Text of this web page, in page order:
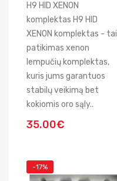
H9 HID XENON
komplektas H9 HID
XENON komplektas - tai
patikimas xenon
lempučių komplektas,
kuris jums garantuos
stabilų veikimą bet
kokiomis oro sąly..
35.00€
-17%